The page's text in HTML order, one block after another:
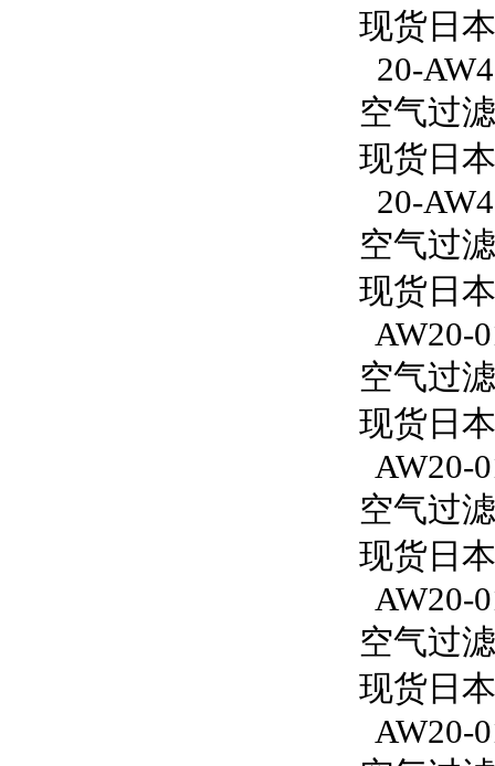
现货日
20-
空气过
现货日
20-
空气过
现货日
AW20-
空气过
现货日
AW20-
空气过
现货日
AW20-
空气过
现货日
AW20-